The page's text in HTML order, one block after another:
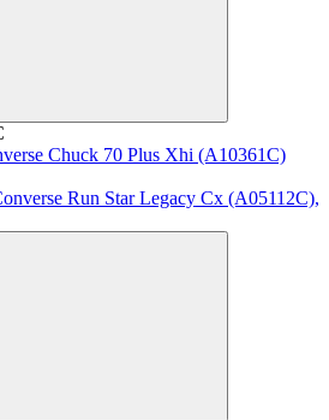
Chuck 70 Plus Xhi (A10361C)